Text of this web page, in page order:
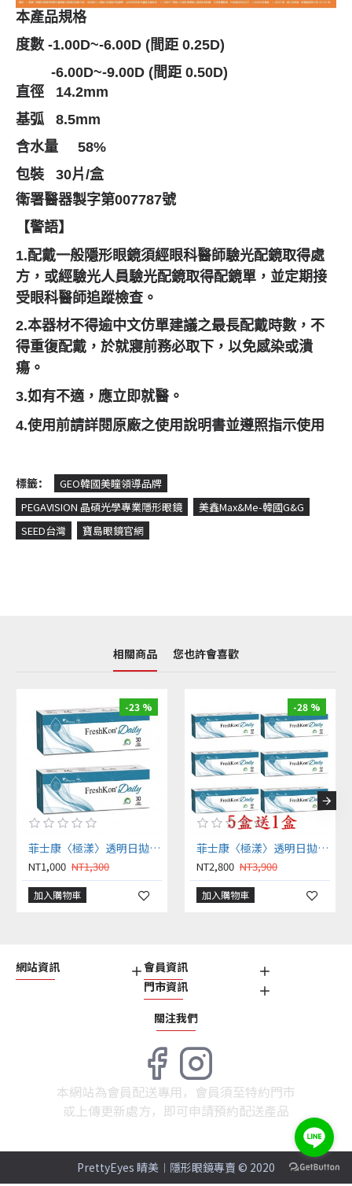
本產品規格
度數 -1.00D~-6.00D (間距 0.25D)
-6.00D~-9.00D (間距 0.50D)
直徑 14.2mm
基弧 8.5mm
含水量 58%
包裝30片/盒
衛署醫器製字第007787號
【警語】
1.配戴一般隱形眼鏡須經眼科醫師驗光配鏡取得處
方，或經驗光人員驗光配鏡取得配鏡單，並定期接
受眼科醫師追蹤檢查。
2.本器材不得逾中文仿單建議之最長配戴時數，不
得重復配戴， 於就寢前務必取下，以免感染或潰
瘍。
3.如有不適，應立即就醫。
4.使用前請詳閱原廠之使用說明書並遵照指示使用
標籤：
GEO韓國美瞳領導品牌
PEGAVISION 晶碩光學專業隱形眼鏡
美鑫Max&Me-韓國G&G
SEED台灣
寶島眼鏡官網
相關商品 您也許會喜歡
-23 %
菲士康〈極漾〉透明日拋隱形眼鏡【30片裝】2盒
NT1,000 NT1,300
加入購物車
-28 %
菲士康〈極漾〉透明日拋隱形眼鏡【30片裝】5盒送1盒共6盒
NT2,800 NT3,900
加入購物車
網站資訊
會員資訊
門市資訊
關注我們
本網站為會員配送專用，會員須至特約門市
或上傳更新處方，即可申請預約配送產品
PrettyEyes 睛美︱隱形眼鏡專賣 © 2020